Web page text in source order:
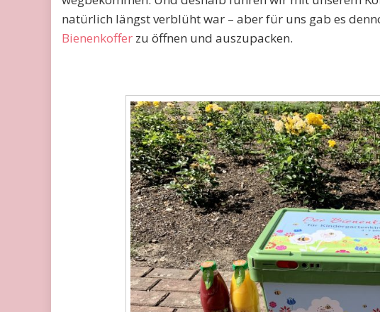
natürlich längst verblüht war – aber für uns gab es
Bienenkoffer zu öffnen und auszupacken.